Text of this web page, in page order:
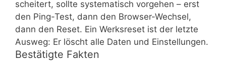
scheitert, sollte systematisch vorgehen – erst
den Ping-Test, dann den Browser-Wechsel,
dann den Reset. Ein Werksreset ist der letzte
Ausweg: Er löscht alle Daten und Einstellungen.
Bestätigte Fakten